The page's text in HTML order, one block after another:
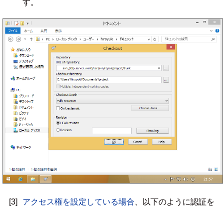
す。
[3] アクセス権を設定している場合 、以下のように認証を